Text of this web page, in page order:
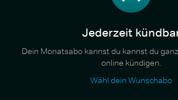
Jederzeit
Dein Monatsabo kannst du kannst du
online kündigen.
Wähl dein Wunschabo